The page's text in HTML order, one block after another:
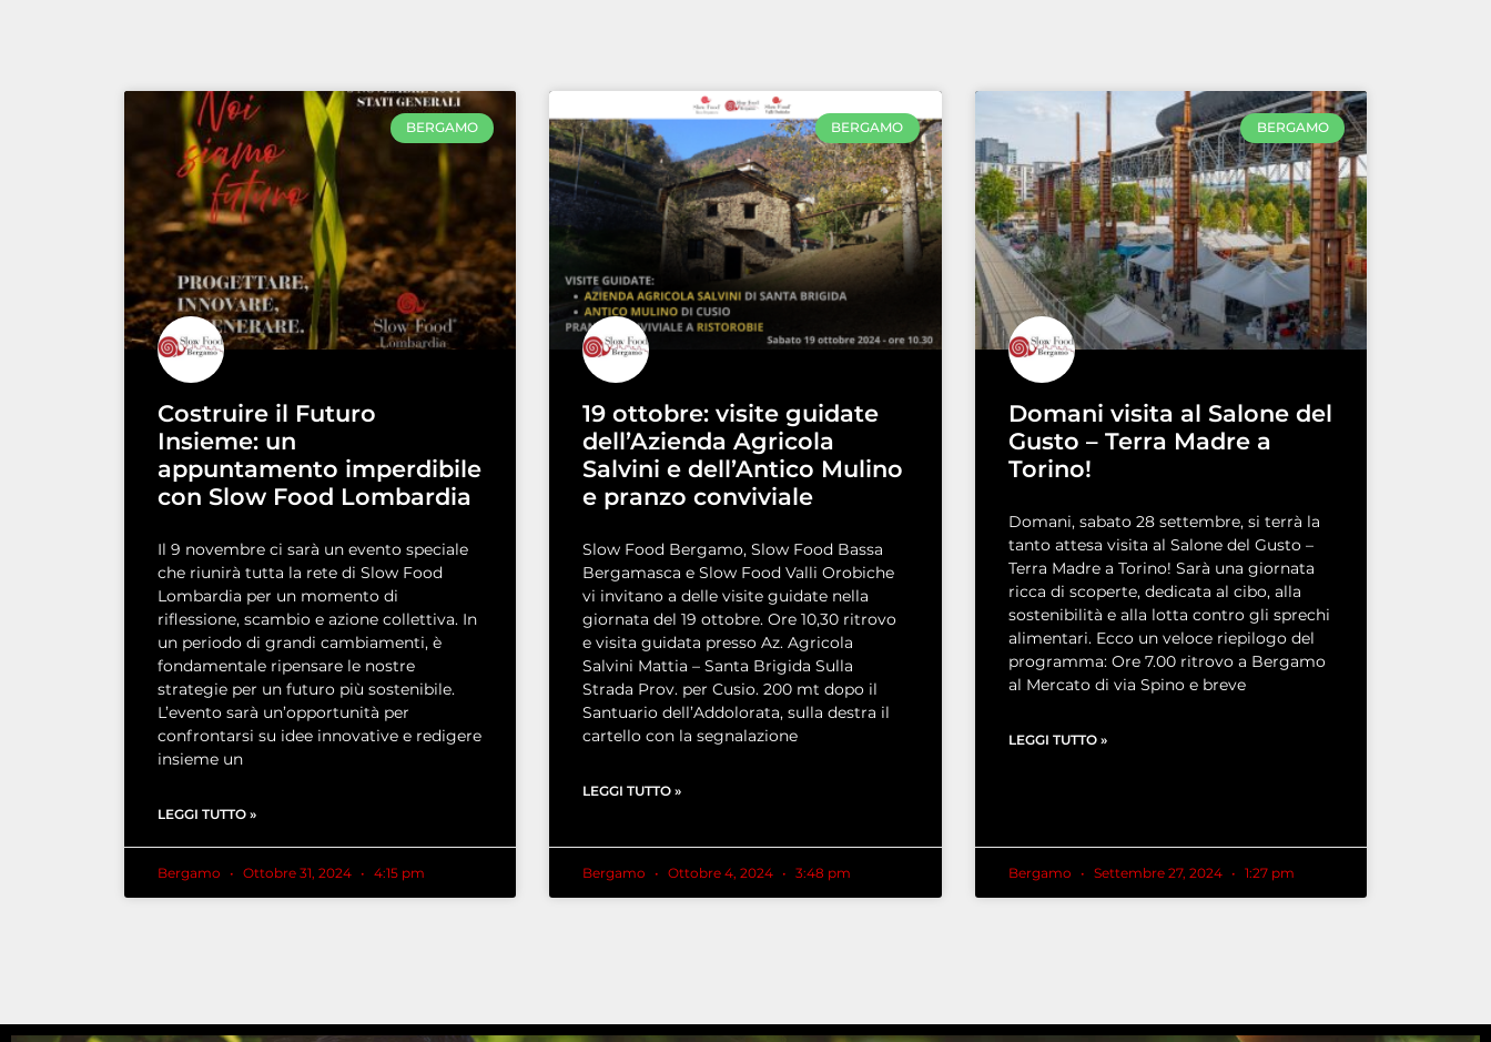
BERGAMO
Costruire il Futuro
Insieme: un
appuntamento imperdibile
con Slow Food Lombardia
Il 9 novembre ci sarà un evento speciale
che riunirà tutta la rete di Slow Food
Lombardia per un momento di
riflessione, scambio e azione collettiva. In
un periodo di grandi cambiamenti, è
fondamentale ripensare le nostre
strategie per un futuro più sostenibile.
L’evento sarà un’opportunità per
confrontarsi su idee innovative e redigere
insieme un
LEGGI TUTTO »
Bergamo Ottobre 31, 2024 4:15 pm
BERGAMO
19 ottobre: visite guidate
dell’Azienda Agricola
Salvini e dell’Antico Mulino
e pranzo conviviale
Slow Food Bergamo, Slow Food Bassa
Bergamasca e Slow Food Valli Orobiche
vi invitano a delle visite guidate nella
giornata del 19 ottobre. Ore 10,30 ritrovo
e visita guidata presso Az. Agricola
Salvini Mattia – Santa Brigida Sulla
Strada Prov. per Cusio. 200 mt dopo il
Santuario dell’Addolorata, sulla destra il
cartello con la segnalazione
LEGGI TUTTO »
Bergamo Ottobre 4, 2024 3:48 pm
BERGAMO
Domani visita al Salone del
Gusto – Terra Madre a
Torino!
Domani, sabato 28 settembre, si terrà la
tanto attesa visita al Salone del Gusto –
Terra Madre a Torino! Sarà una giornata
ricca di scoperte, dedicata al cibo, alla
sostenibilità e alla lotta contro gli sprechi
alimentari. Ecco un veloce riepilogo del
programma: Ore 7.00 ritrovo a Bergamo
al Mercato di via Spino e breve
LEGGI TUTTO »
Bergamo Settembre 27, 2024 1:27 pm